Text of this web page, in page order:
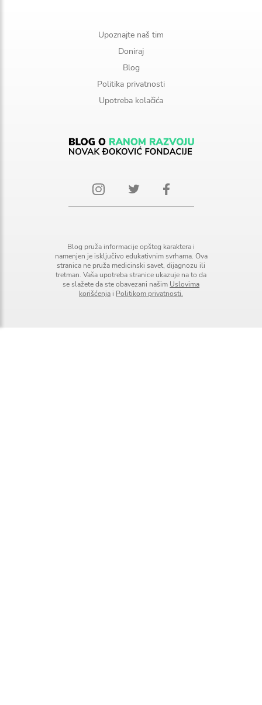
Upoznajte naš tim
Doniraj
Blog
Politika privatnosti
Upotreba kolačića
Blog pruža informacije opšteg karaktera i
namenjen je isključivo edukativnim svrhama. Ova
stranica ne pruža medicinski savet, dijagnozu ili
tretman. Vaša upotreba stranice ukazuje na to da
se slažete da ste obavezani našim Uslovima
korišćenja i Politikom privatnosti.